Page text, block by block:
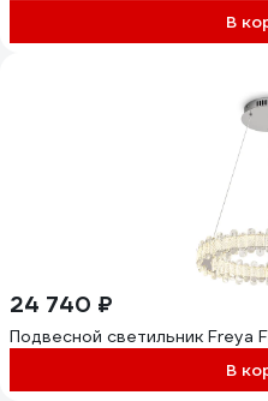
В
24 740 ₽
Подвесной светильник Freya
В